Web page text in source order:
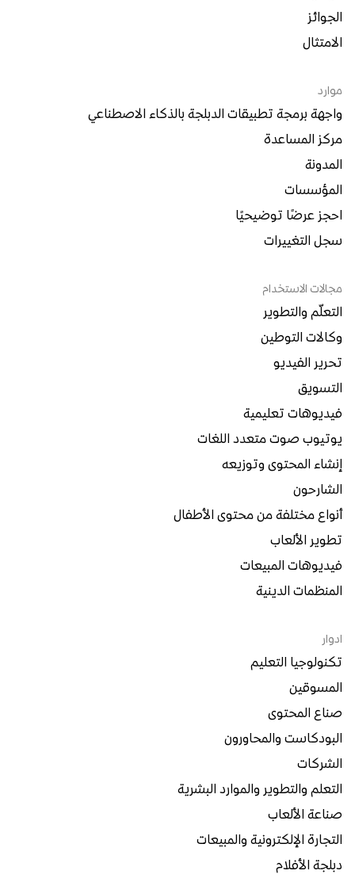
الجوائز
الامتثال
موارد
واجهة برمجة تطبيقات الدبلجة بالذكاء الاصطناعي
مركز المساعدة
المدونة
المؤسسات
احجز عرضًا توضيحيًا
سجل التغييرات
مجالات الاستخدام
التعلّم والتطوير
وكالات التوطين
تحرير الفيديو
التسويق
فيديوهات تعليمية
يوتيوب صوت متعدد اللغات
إنشاء المحتوى وتوزيعه
الشارحون
أنواع مختلفة من محتوى الأطفال
تطوير الألعاب
فيديوهات المبيعات
المنظمات الدينية
ادوار
تكنولوجيا التعليم
المسوقين
صناع المحتوى
البودكاست والمحاورون
الشركات
التعلم والتطوير والموارد البشرية
صناعة الألعاب
التجارة الإلكترونية والمبيعات
دبلجة الأفلام